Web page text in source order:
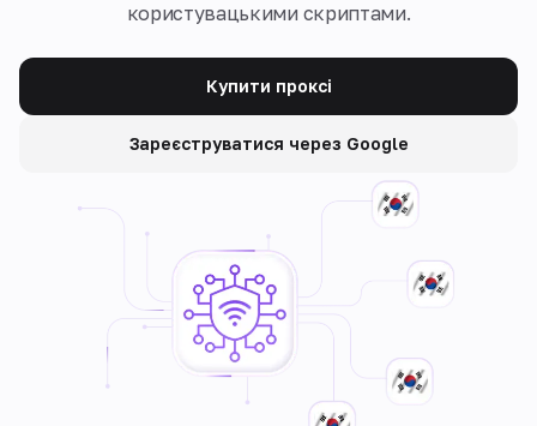
користувацькими скриптами.
Купити проксі
Зареєструватися через Google